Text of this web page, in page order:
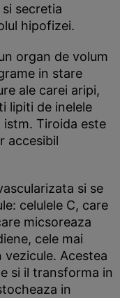
secretia
hipofizei.
organ de volum
in stare
ale carei aripi,
lipiti de inelele
Tiroida este
accesibil
si se
celulele C, care
micsoreaza
cele mai
vezicule. Acestea
si il transforma in
in